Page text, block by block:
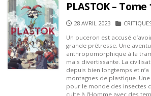
PLASTOK – Tome
PUBLISHED
28 AVRIL 2023
Un puceron est accusé
grande prêtresse. Une
anthropomorphique à la
mais divertissante. La
depuis bien longtemps et
montagnes de plastique.
pour le monde des insectes
culte à l’Homme avec des